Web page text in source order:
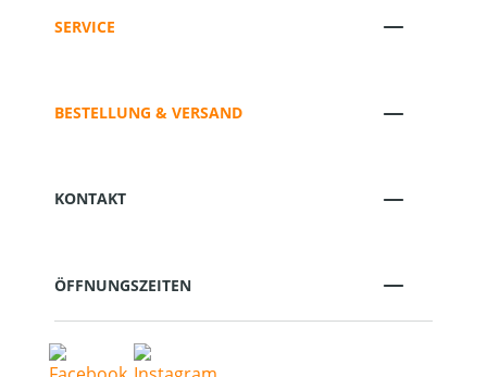
SERVICE
BESTELLUNG & VERSAND
KONTAKT
ÖFFNUNGSZEITEN